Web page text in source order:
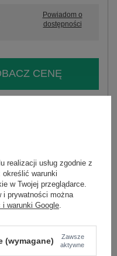
Powiadom o
dostępności
CENĘ
realizacji usług zgodnie z
określić warunki
w Twojej przeglądarce.
i prywatności można
i warunki Google
(wymagane)
Zawsze
aktywne